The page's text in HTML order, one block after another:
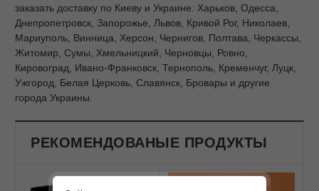
заказать доставку по Киеву и Украине: Харьков, Одесса,
Днепропетровск, Запорожье, Львов, Кривой Рог, Николаев,
Мариуполь, Винница, Херсон, Чернигов, Полтава, Черкассы,
Житомир, Сумы, Хмельницкий, Черновцы, Ровно,
Кировоград, Ивано-Франковск, Тернополь, Кременчуг, Луцк,
Ужгород, Белая Церковь, Славянск, Бровары и другие
города Украины.
РЕКОМЕНДОВАНЫЕ ПРОДУКТЫ